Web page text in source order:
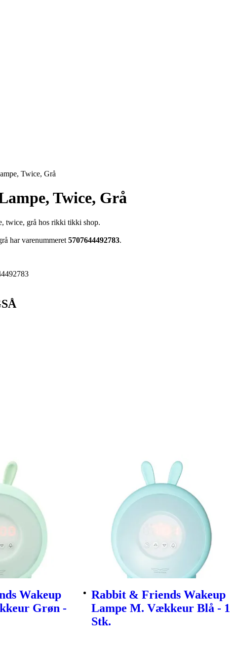
Twice, Grå
Twice, Grå
twice, grå hos rikki tikki shop.
har varenummeret5707644492783.
Wakeup
Grøn -
Rabbit & Friends Wakeup
Lampe M. Vækkeur Blå - 1
Stk.